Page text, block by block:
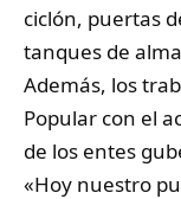
ciclón, puertas
tanques de
Además, los
Popular con el
de los entes
«Hoy nuestro